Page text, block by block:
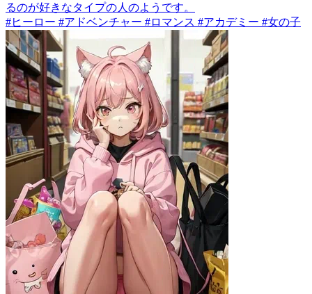
るのが好きなタイプの人のようです。
#ヒーロー #アドベンチャー #ロマンス #アカデミー #女の子